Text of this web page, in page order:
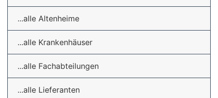
...alle Altenheime
...alle Krankenhäuser
...alle Fachabteilungen
...alle Lieferanten